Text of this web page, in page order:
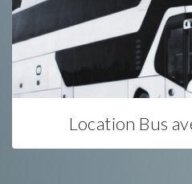
Location Bus